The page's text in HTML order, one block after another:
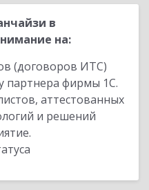
в
на:
(договоров ИТС)
партнера фирмы 1С.
аттестованных
и решений